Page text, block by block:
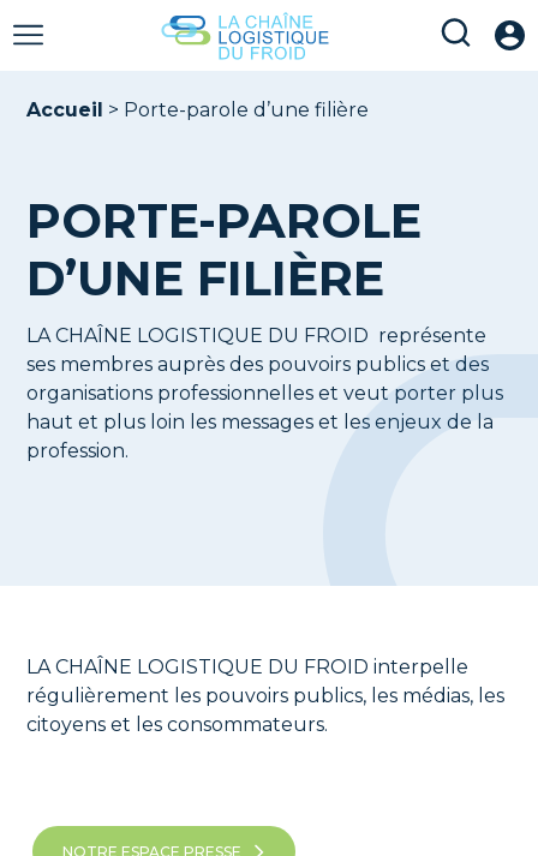
Accueil > Porte-parole d’une filière
PORTE-PAROLE
D’UNE FILIÈRE
LA CHAÎNE LOGISTIQUE DU FROID représente
ses membres auprès des pouvoirs publics et des
organisations professionnelles et veut porter plus
haut et plus loin les messages et les enjeux de la
profession.
LA CHAÎNE LOGISTIQUE DU FROID interpelle
régulièrement les pouvoirs publics, les médias, les
citoyens et les consommateurs.
NOTRE ESPACE PRESSE